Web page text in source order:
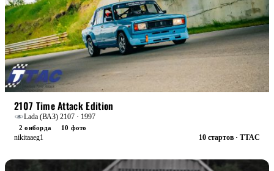
2107 Time Attack Edition
Lada (ВАЗ) 2107 · 1997
2 онборда
10 фото
nikitaaeg1
10 стартов · TTAC